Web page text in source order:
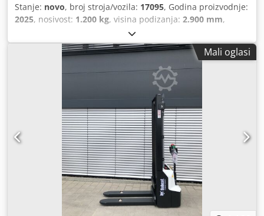
Stanje: novo, broj stroja/vozila: 17095, Godina proizvodnje:
2025, nosivost: 1.200 kg, visina podizanja: 2.900 mm,
, vrsta goriva:
jarbola:simpleks, građevinska visina:1.970 mm, napon
24 V, duljina vilica:1.150 mm, ukupna masa:665
, 5180321 Cjdpfx Aezfd Dbjh Eorf Serijski broj: OBWNR-
000081 Podaci o bateriji: 24 V, 60 Ah
Mali oglasi